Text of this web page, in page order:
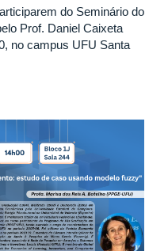
do Seminário do
Prof. Daniel Caixeta
no campus UFU Santa